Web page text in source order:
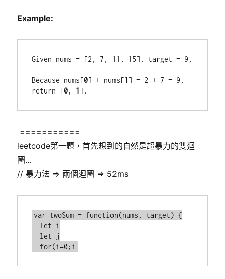
Example:
Given nums = [2, 7, 11, 15], target = 9,
Because nums[0] + nums[1 ] = 2 + 7 = 9,
return [0, 1
===========
leetcode第一題，首先想到的自然是超暴力的雙迴
圈…
// 暴力法 => 兩個迴圈 => 52ms
var twoSum = function(nums, target) {
let i
let j
for(i=0;i